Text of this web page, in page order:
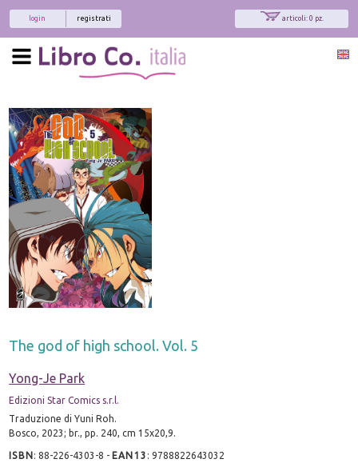
articoli: 0 pz.
registrati
login
The god of high school. Vol. 5
Yong-Je Park
Edizioni Star Comics s.r.l.
Traduzione di Yuni Roh.
Bosco, 2023; br., pp. 240, cm 15x20,9.
ISBN:88-226-4303-8 - EAN13 :9788822643032